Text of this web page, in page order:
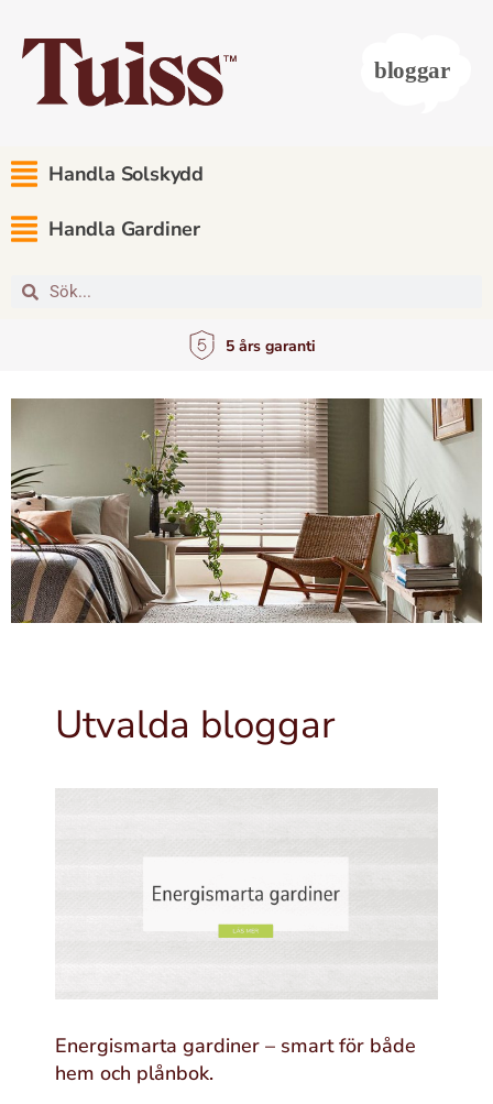
Handla Solskydd
Handla Gardiner
5 års garanti
Utvalda bloggar
Energismarta gardiner – smart för både
hem och plånbok.